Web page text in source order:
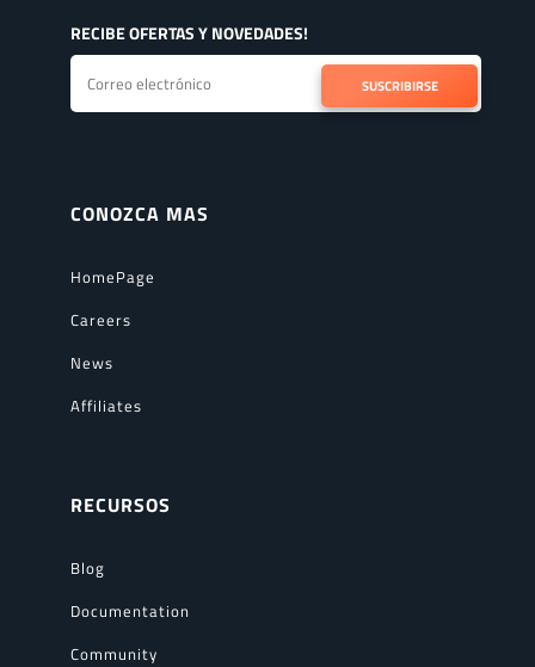
RECIBE OFERTAS Y NOVEDADES!
SUSCRIBIRSE
CONOZCA MAS
HomePage
Careers
News
Affiliates
RECURSOS
Blog
Documentation
Community